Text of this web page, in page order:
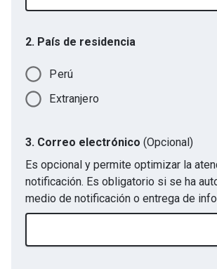
2. País de residencia
Perú
Extranjero
3. Correo electrónico (Opcional)
Es opcional y permite optimizar la
notificación. Es obligatorio si se ha
medio de notificación o entrega de